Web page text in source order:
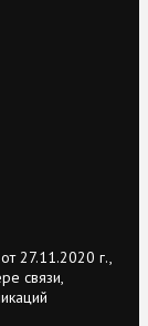
27.11.2020 г.,
связи,